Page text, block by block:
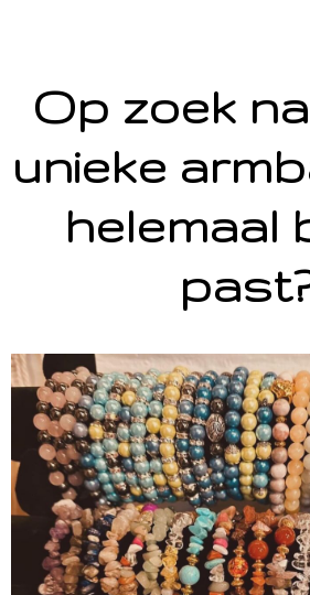
Op zoek
unieke
helemaal